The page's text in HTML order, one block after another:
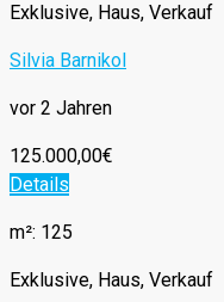
Exklusive, Haus, Verkauf
Silvia Barnikol
vor 2 Jahren
125.000,00€
Details
m²: 125
Exklusive, Haus, Verkauf